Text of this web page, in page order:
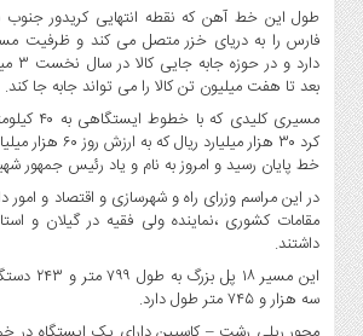
طول این خط آهن که نقطه انتهایی کریدور
بعد تا هفت میلیون تن کالا را می تواند جابه جا کند.
مسیری
کرد ۳۰ هزار میلیارد
خط پایان رسید و امروز به نام و یاد رئیس جمهور
در این مراسم وزرای راه و شهرسازی و اقتصاد و امور
مقامات کشوری ،نماینده ولی فقیه در گیلان و
داشتند.
این مسیر
سه هزار و ۷۴۵ متر طول دارد.